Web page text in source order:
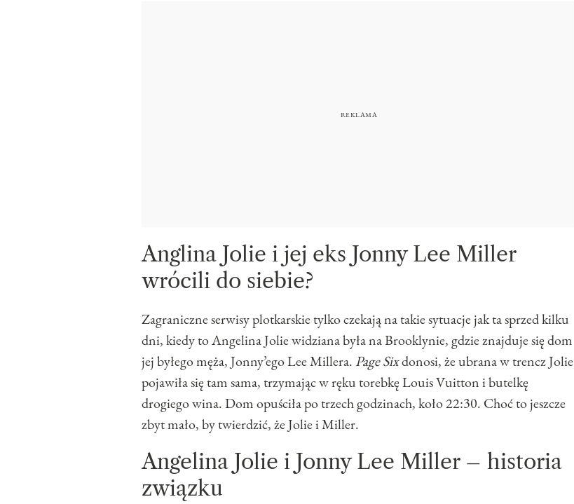
Anglina Jolie i jej eks Jonny Lee Miller
wrócili do siebie?
Zagraniczne serwisy plotkarskie tylko czekają na takie sytuacje jak ta sprzed kilku
dni, kiedy to Angelina Jolie widziana była na Brooklynie, gdzie znajduje się dom
jej byłego męża, Jonny’ego Lee Millera.Page Sixdonosi, że ubrana w trencz Jolie
pojawiła się tam sama, trzymając w ręku torebkę Louis Vuitton i butelkę
drogiego wina. Dom opuściła po trzech godzinach, koło 22:30. Choć to jeszcze
zbyt mało, by twierdzić, że Jolie i Miller.
Angelina Jolie i Jonny Lee Miller – historia
związku